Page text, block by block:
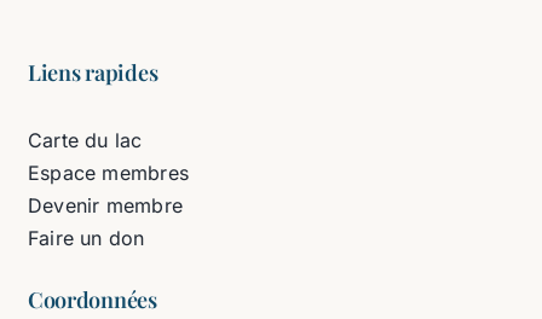
Liens rapides
Carte du lac
Espace membres
Devenir membre
Faire un don
Coordonnées